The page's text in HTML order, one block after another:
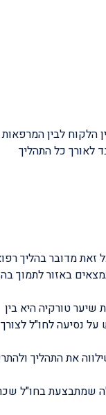
הלקוח לבין המרפאות
לאורך כל התהליך
זאת מדובר בהליך
באזור לתמוך
טורקיה היא בין
נסיעה לחו"ל לצורך
את התהליך
שמתבצעת בחו"ל